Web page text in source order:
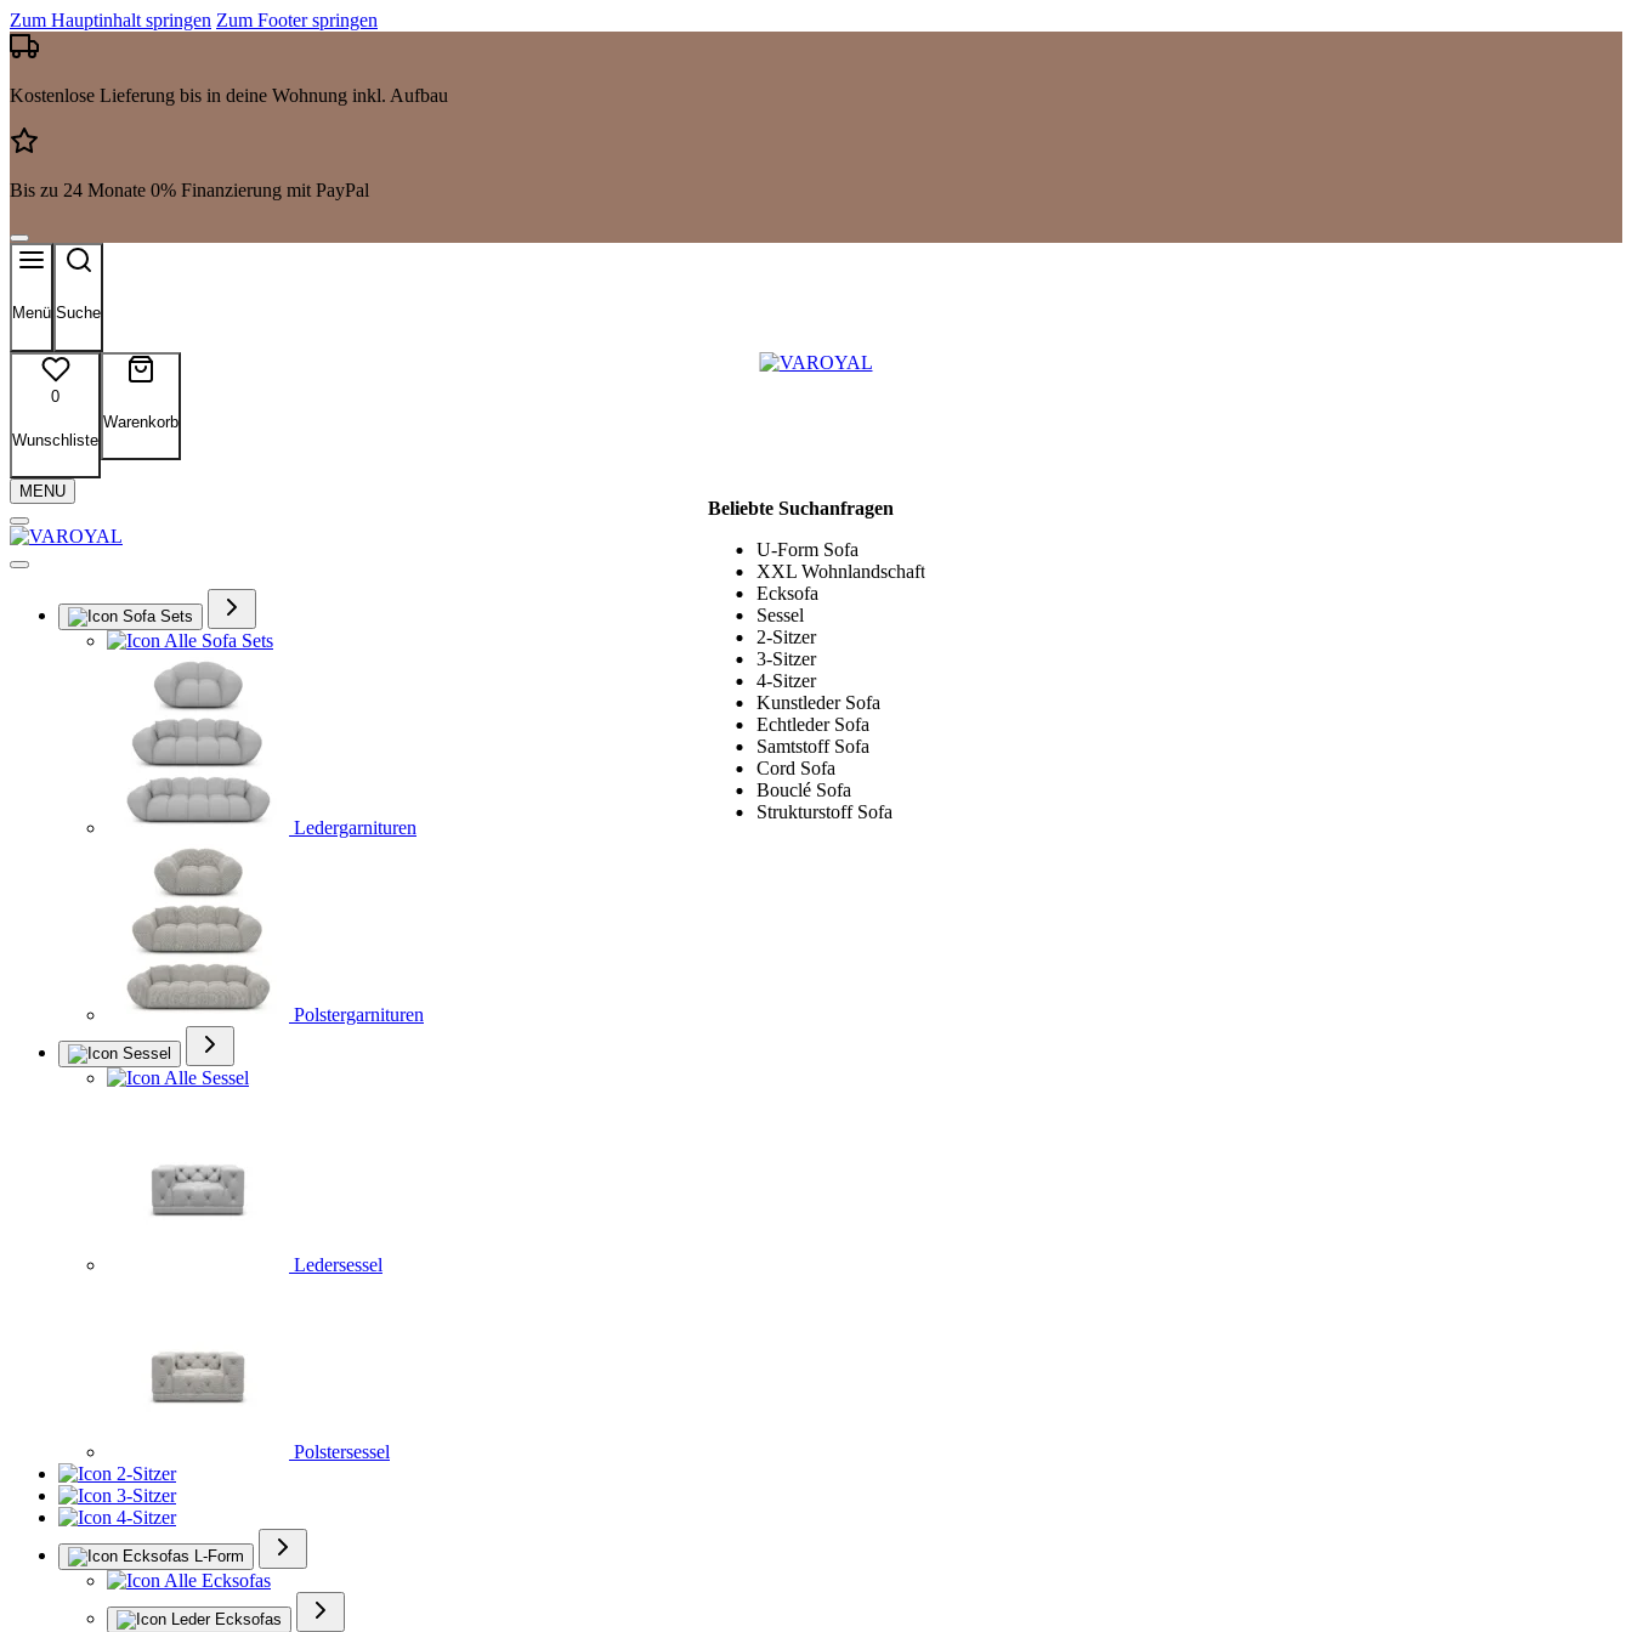
Zum Hauptinhalt springen Zum Footer springen
Kostenlose Lieferung bis in deine Wohnung inkl. Aufbau
Bis zu 24 Monate 0% Finanzierung mit PayPal
Menü Suche
0
Wunschliste
Warenkorb
Beliebte Suchanfragen
U-Form Sofa
XXL Wohnlandschaft
Ecksofa
Sessel
2-Sitzer
3-Sitzer
4-Sitzer
Kunstleder Sofa
Echtleder Sofa
Samtstoff Sofa
Cord Sofa
Bouclé Sofa
Strukturstoff Sofa
Suchergebnisse
MENU
Sofa Sets
Alle Sofa Sets
Ledergarnituren
Polstergarnituren
Sessel
Alle Sessel
Ledersessel
Polstersessel
2-Sitzer
3-Sitzer
4-Sitzer
Ecksofas L-Form
Alle Ecksofas
Leder Ecksofas